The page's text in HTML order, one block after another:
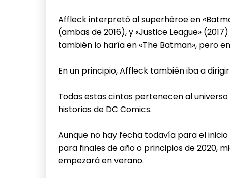
Affleck interpretó al superhéroe en
(ambas de 2016), y «Justice League»
también lo haría en «The Batman», pero
En un principio, Affleck también iba a
Todas estas cintas pertenecen al
historias de DC Comics.
Aunque no hay fecha todavía para el
para finales de año o principios de 2020,
empezará en verano.